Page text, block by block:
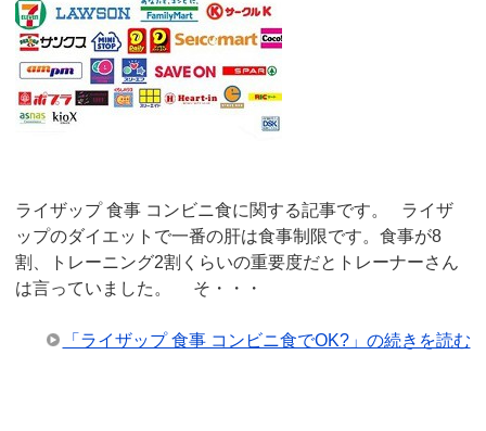
ライザップ 食事 コンビニ食に関する記事です。 ライザ
ップのダイエットで一番の肝は食事制限です。食事が8
割、トレーニング2割くらいの重要度だとトレーナーさん
は言っていました。 そ・・・
「ライザップ 食事 コンビニ食でOK?」の続きを読む